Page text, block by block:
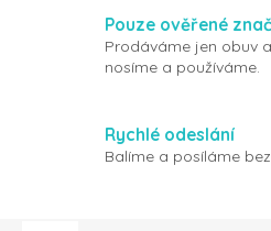
Pouze ověřené
Prodáváme jen obuv
nosíme a používáme.
Rychlé odeslání
Balíme a posíláme